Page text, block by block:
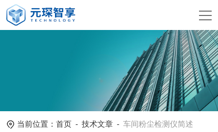
当前位置：首页 -技术文章 -车间粉尘检测仪简述